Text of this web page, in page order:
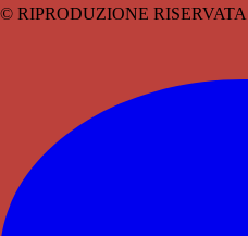
© RIPRODUZIONE RISERVATA